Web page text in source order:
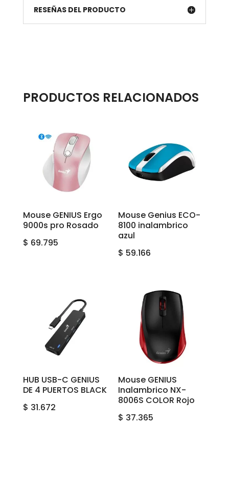
RESEÑAS DEL PRODUCTO
PRODUCTOS RELACIONADOS
Mouse GENIUS Ergo
9000s pro Rosado
$ 69.795
Mouse Genius ECO-
8100 inalambrico
azul
$ 59.166
HUB USB-C GENIUS
DE 4 PUERTOS BLACK
$ 31.672
Mouse GENIUS
Inalambrico NX-
8006S COLOR Rojo
$ 37.365